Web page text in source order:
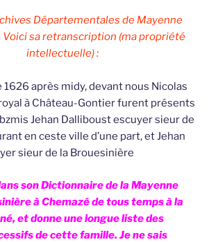
Départementales de Mayenne
Voici sa retranscription (ma propriété
intellectuelle) :
après midy, devant nous Nicolas
à Château-Gontier furent présents
Jehan Dalliboust escuyer sieur de
en ceste ville d’une part, et Jehan
sieur de la Brouesinière
son Dictionnaire de la Mayenne
à Chemazé de tous temps à la
et donne une longue liste des
de cette famille. Je ne sais